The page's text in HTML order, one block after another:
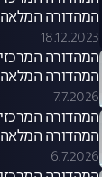
המהדורה המלאה
18.12.2023
המהדורה המלאה
7.7.2026
המהדורה המלאה
6.7.2026